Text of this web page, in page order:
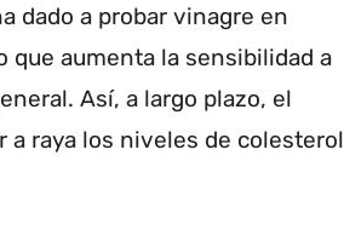
dado a probar vinagre en
que aumenta la sensibilidad a
Así, a largo plazo, el
a raya los niveles de colesterol